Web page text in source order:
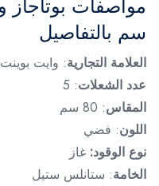
سم بالتفاصيل
العلامة التجارية: وايت بوينت
عدد الشعلات: 5
المقاس: 80 سم
اللون: فضي
نوع الوقود: غاز
الخامة: ستانلس ستيل